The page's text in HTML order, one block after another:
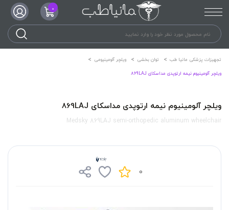
0
تجهیزات پزشکی مانیا طب توان بخشی
ویلچر آلومینیومی
ویلچر آلومینیوم نیمه ارتوپدی مداسکای 869LAJ
ویلچر آلومینیوم نیمه ارتوپدی مداسکای 869LAJ
Medsky 869LAJ semi-orthopedic aluminum wheelchair
0